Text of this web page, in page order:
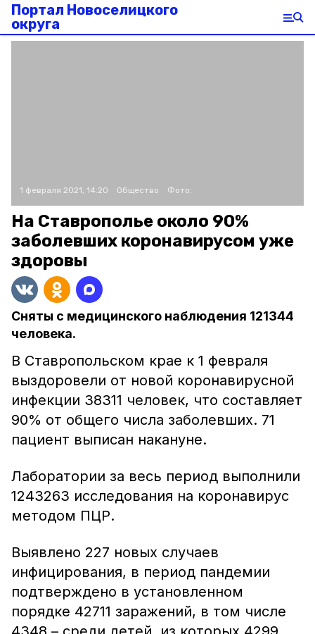
Портал Новоселицкого
округа
1 февраля 2021, 14:20 Общество Фото:
На Ставрополье около 90%
заболевших коронавирусом уже
здоровы
Сняты с медицинского наблюдения 121344
человека.
В Ставропольском крае к 1 февраля
выздоровели от новой коронавирусной
инфекции 38311 человек, что составляет
90% от общего числа заболевших. 71
пациент выписан накануне.
Лаборатории за весь период выполнили
1243263 исследования на коронавирус
методом ПЦР.
Выявлено 227 новых случаев
инфицирования, в период пандемии
подтверждено в установленном
порядке 42711 заражений, в том числе